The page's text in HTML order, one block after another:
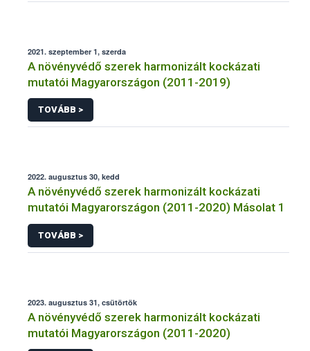
2021. szeptember 1, szerda
A növényvédő szerek harmonizált kockázati
mutatói Magyarországon (2011-2019)
TOVÁBB >
2022. augusztus 30, kedd
A növényvédő szerek harmonizált kockázati
mutatói Magyarországon (2011-2020) Másolat 1
TOVÁBB >
2023. augusztus 31, csütörtök
A növényvédő szerek harmonizált kockázati
mutatói Magyarországon (2011-2020)